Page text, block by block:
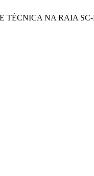
E TÉCNICA NA RAIA